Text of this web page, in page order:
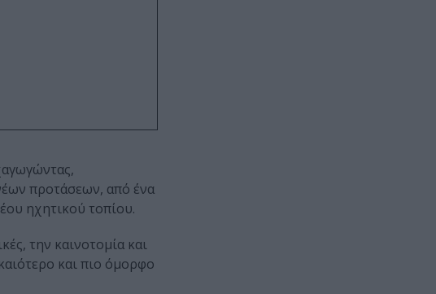
προτάσεων, από ένα
ηχητικού τοπίου.
την καινοτομία και
και πιο όμορφο